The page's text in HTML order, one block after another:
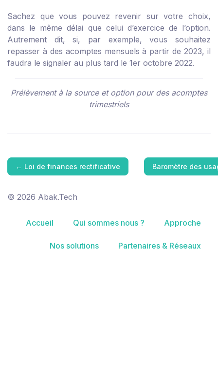
Sachez que vous pouvez revenir sur votre choix,
dans le même délai que celui d’exercice de l’option.
Autrement dit, si, par exemple, vous souhaitez
repasser à des acomptes mensuels à partir de 2023, il
faudra le signaler au plus tard le 1er octobre 2022.
Prélèvement à la source et option pour des acomptes
trimestriels
← Loi de finances rectificative Baromètre des
© 2026 Abak.Tech
Accueil Qui sommes nous ? Approche
Nos solutions Partenaires & Réseaux